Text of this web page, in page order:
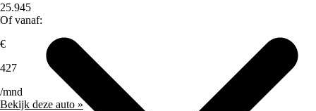
25.945
Of vanaf:
€
427
/mnd
Bekijk deze auto »